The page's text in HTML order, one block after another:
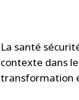
La santé
contexte dans
transformation